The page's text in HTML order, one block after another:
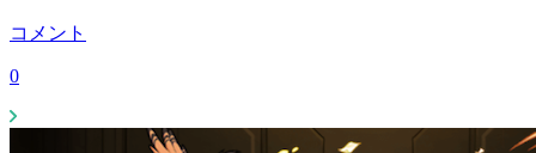
コメント
0